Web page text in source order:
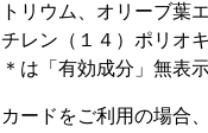
リウム、オリーブ葉
レン（１４）ポリオ
「有効成分」無表示
ードをご利用の場合